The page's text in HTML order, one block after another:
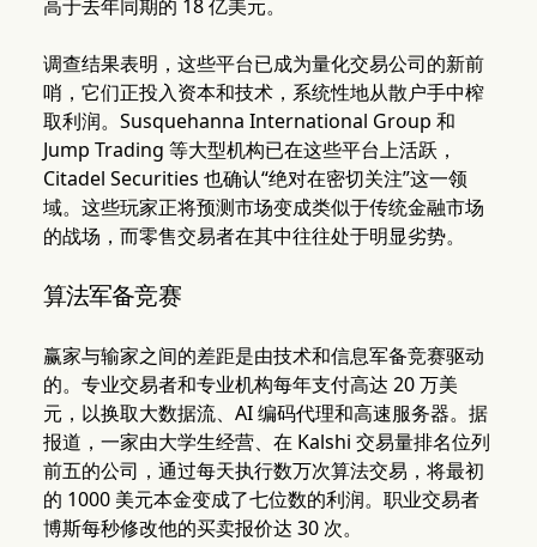
高于去年同期的 18 亿美元。
调查结果表明，这些平台已成为量化交易公司的新前
哨，它们正投入资本和技术，系统性地从散户手中榨
取利润。Susquehanna International Group 和
Jump Trading 等大型机构已在这些平台上活跃，
Citadel Securities 也确认“绝对在密切关注”这一领
域。这些玩家正将预测市场变成类似于传统金融市场
的战场，而零售交易者在其中往往处于明显劣势。
算法军备竞赛
赢家与输家之间的差距是由技术和信息军备竞赛驱动
的。专业交易者和专业机构每年支付高达 20 万美
元，以换取大数据流、AI 编码代理和高速服务器。据
报道，一家由大学生经营、在 Kalshi 交易量排名位列
前五的公司，通过每天执行数万次算法交易，将最初
的 1000 美元本金变成了七位数的利润。职业交易者
博斯每秒修改他的买卖报价达 30 次。